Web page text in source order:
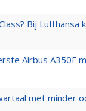
Bij
Airbus A350F
met minder